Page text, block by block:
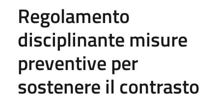
Regolamento
disciplinante misure
preventive per
sostenere il contrasto